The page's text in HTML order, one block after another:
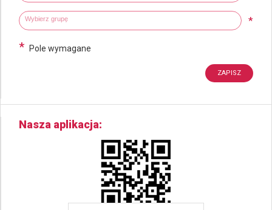
Wybierz grupy tematyczne *
Wpisz wyszukiwaną fraze
* Pole wymagane
Nasza aplikacja